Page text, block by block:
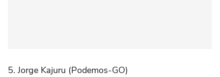
5. Jorge Kajuru (Podemos-GO)